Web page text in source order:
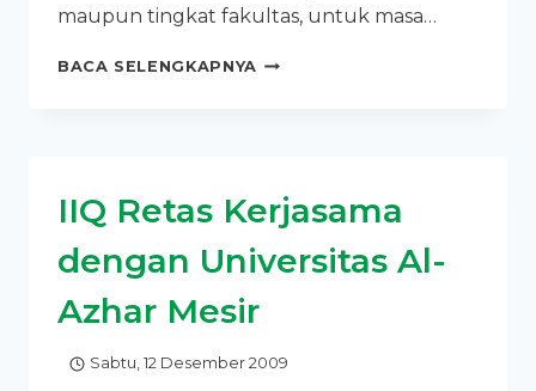
maupun tingkat fakultas, untuk masa…
BACA SELENGKAPNYA PELANTIKAN
BUKU
IIQ Retas Kerjasama
dengan Universitas Al-
Azhar Mesir
Sabtu, 12 Desember 2009